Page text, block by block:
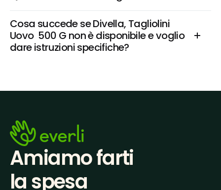
Cosa succede se Divella, Tagliolini
Uovo  500 G non è disponibile e voglio
dare istruzioni specifiche?
Amiamo farti
la spesa